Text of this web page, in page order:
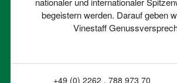
begeistern werden. Darauf geben
Vinestaff
+49 (0) 2262 . 788 973 70⁠